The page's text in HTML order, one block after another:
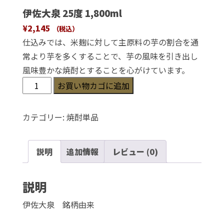
伊佐大泉 25度 1,800ml
¥2,145 （税込）
仕込みでは、米麹に対して主原料の芋の割合を通
常より芋を多くすることで、芋の風味を引き出し
風味豊かな焼酎とすることを心がけています。
佐
大
25
個
お買い物カゴに追加
カテゴリー: 焼酎単品
説明 追加情報 レビュー (0)
説明
伊佐大泉 銘柄由来